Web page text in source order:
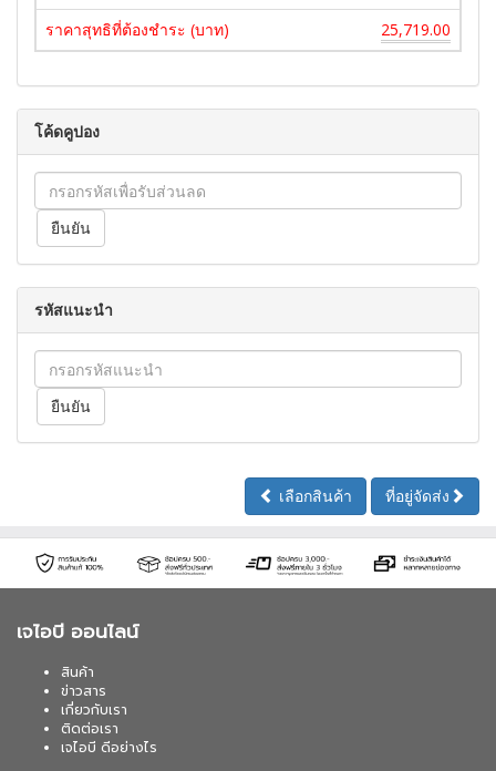
ราคาสุทธิที่ต้องชำระ (บาท)
25,719.00
โค้ดคูปอง
รหัสแนะนำ
เลือกสินค้า ที่อยู่จัดส่ง
เจไอบี ออนไลน์
สินค้า
ข่าวสาร
เกี่ยวกับเรา
ติดต่อเรา
เจไอบี ดีอย่างไร